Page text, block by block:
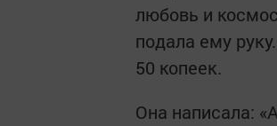
любовь и
подала ему
50 копеек.
Она написала: